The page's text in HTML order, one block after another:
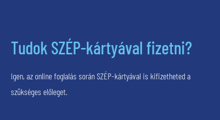
Tudok SZÉP-kártyával fizetni?
Igen, az online foglalás során SZÉP-kártyával is kifizetheted a
szükséges előleget.